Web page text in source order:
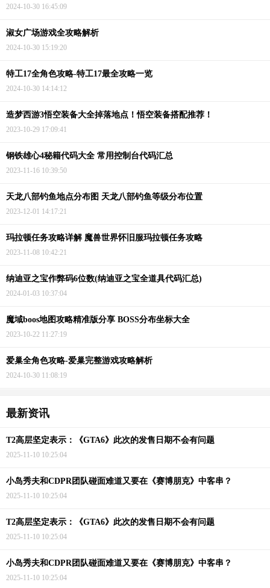
2024-10-30 16:45:09
淑女广场游戏全攻略解析
2024-10-30 15:19:20
特工17全角色攻略-特工17最全攻略一览
2024-10-30 14:14:12
造梦西游3悟空装备大全掉落地点！悟空装备搭配推荐！
2023-10-29 17:09:41
钢铁雄心4秘籍代码大全 常用控制台代码汇总
2023-11-16 10:39:50
天龙八部钓鱼地点分布图 天龙八部钓鱼等级分布位置
2023-12-01 14:17:21
玛拉顿任务攻略详解 魔兽世界怀旧服玛拉顿任务攻略
2023-11-08 10:42:21
纳迪亚之宝作弊码6位数(纳迪亚之宝全道具代码汇总)
2024-01-03 10:37:04
魔域boos地图攻略精准版分享 BOSS分布坐标大全
2023-10-22 11:27:19
爱巢全角色攻略-爱巢完整游戏攻略解析
2024-10-30 11:08:19
最新资讯
T2高层坚定表示：《GTA6》此次的发售日期不会有问题
2025-11-10 10:25:04
小岛秀夫和CDPR团队碰面难道又要在《赛博朋克》中客串？
2025-11-10 10:25:04
T2高层坚定表示：《GTA6》此次的发售日期不会有问题
2025-11-10 10:25:04
小岛秀夫和CDPR团队碰面难道又要在《赛博朋克》中客串？
2025-11-10 10:25:04